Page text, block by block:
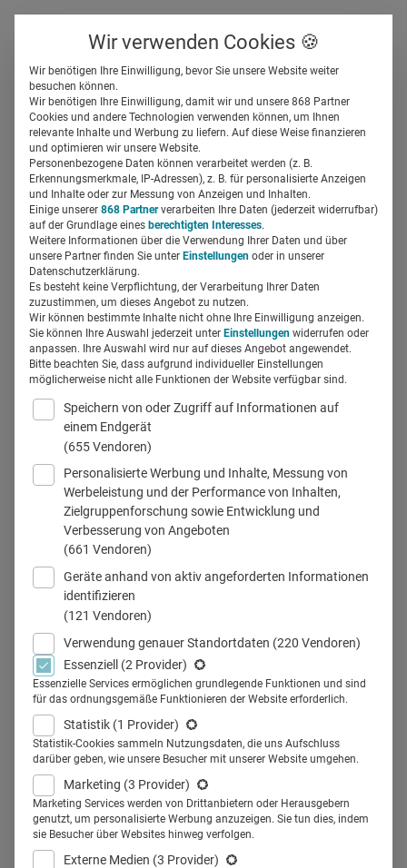
Gespeicherte Beiträge
Suchfeld
Suchen
COMPRIX 2019: Das sind die
Finalisten
Denise Krell28.03.20192 Min Lesezeit
Teilen
Ob Digital, OTC, Rx oder Dental –
die Shortlist der COMPRIX
Nominierungen in insgesamt
sieben Kategorien steht. 186
Finalisten gehen ins Rennen um
die begehrten Gold-Awards des
Wettbewerbs für kreative
Healthcare-Kommunikation.
Wir verwenden Cookies 🍪
Wir benötigen Ihre Einwilligung, bevor Sie unsere Website weiter
besuchen können.
Wir benötigen Ihre Einwilligung, damit wir und unsere 868 Partner
Cookies und andere Technologien verwenden können, um Ihnen
relevante Inhalte und Werbung zu liefern. Auf diese Weise finanzieren
und optimieren wir unsere Website.
Personenbezogene Daten können verarbeitet werden (z. B.
Erkennungsmerkmale, IP-Adressen), z. B. für personalisierte Anzeigen
und Inhalte oder zur Messung von Anzeigen und Inhalten.
Einige unserer 868 Partnerverarbeiten Ihre Daten (jederzeit widerrufbar)
auf der Grundlage eines berechtigten Interesses.
Weitere Informationen über die Verwendung Ihrer Daten und über
unsere Partner finden Sie unter Einstellungen oder in unserer
Datenschutzerklärung.
Es besteht keine Verpflichtung, der Verarbeitung Ihrer Daten
zuzustimmen, um dieses Angebot zu nutzen.
Wir können bestimmte Inhalte nicht ohne Ihre Einwilligung anzeigen.
Sie können Ihre Auswahl jederzeit unter Einstellungen widerrufen oder
anpassen. Ihre Auswahl wird nur auf dieses Angebot angewendet.
Bitte beachten Sie, dass aufgrund individueller Einstellungen
möglicherweise nicht alle Funktionen der Website verfügbar sind.
Speichern von oder Zugriff auf Informationen auf
einem Endgerät
(655 Vendoren)
Personalisierte Werbung und Inhalte, Messung von
Werbeleistung und der Performance von Inhalten,
Zielgruppenforschung sowie Entwicklung und
Verbesserung von Angeboten
(661 Vendoren)
Geräte anhand von aktiv angeforderten Informationen
identifizieren
(121 Vendoren)
Verwendung genauer Standortdaten (220 Vendoren)
Essenziell
(2 Provider)
Essenzielle Services ermöglichen grundlegende Funktionen und sind
für das ordnungsgemäße Funktionieren der Website erforderlich.
Statistik (1 Provider)
Statistik-Cookies sammeln Nutzungsdaten, die uns Aufschluss
darüber geben, wie unsere Besucher mit unserer Website umgehen.
Marketing (3 Provider)
Marketing Services werden von Drittanbietern oder Herausgebern
genutzt, um personalisierte Werbung anzuzeigen. Sie tun dies, indem
sie Besucher über Websites hinweg verfolgen.
Externe Medien (3 Provider)